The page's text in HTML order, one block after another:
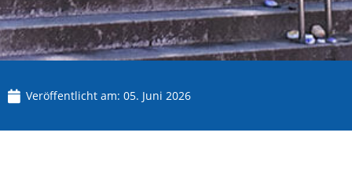
Veröffentlicht am: 05. Juni 2026